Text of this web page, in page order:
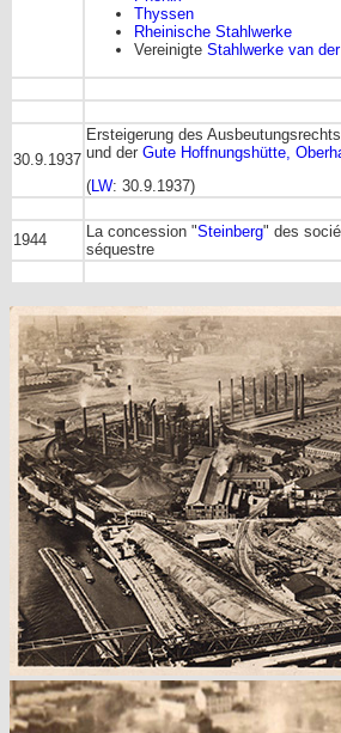
Thyssen
Rheinische Stahlwerke
Vereinigte Stahlwerke van
30.9.1937
Ersteigerung des
und der Gute Hoffnungshütte,
( LW: 30.9.1937)
1944 La concession "Steinberg" des
séquestre